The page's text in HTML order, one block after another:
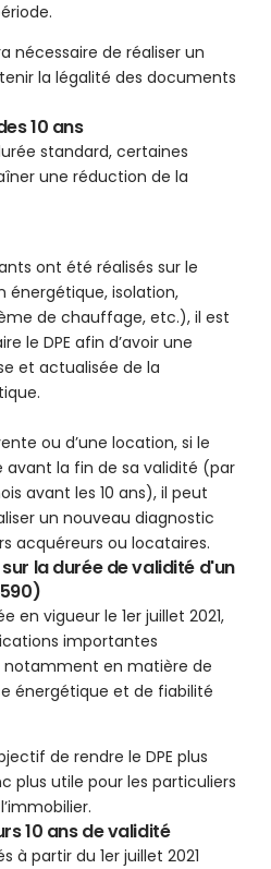
nécessaire de réaliser un
la légalité des documents
10 ans
standard, certaines
une réduction de la
ont été réalisés sur le
isolation,
de chauffage, etc.), il est
le DPE afin d’avoir une
et actualisée de la
ou d’une location, si le
avant la fin de sa validité (par
avant les 10 ans), il peut
un nouveau diagnostic
acquéreurs ou locataires.
la durée de validité d'un
en vigueur le 1er juillet 2021,
importantes
notamment en matière de
énergétique et de fiabilité
de rendre le DPE plus
plus utile pour les particuliers
10 ans de validité
à partir du 1er juillet 2021